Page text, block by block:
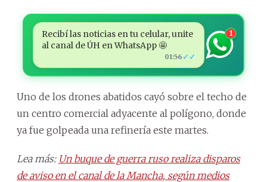
Recibí las noticias en tu celular, unite
al canal de ÚH en WhatsApp 🤩
01:56 ✓✓
1
Uno de los drones abatidos cayó sobre el techo de
un centro comercial adyacente al polígono, donde
ya fue golpeada una refinería este martes.
Lea más: Un buque de guerra ruso realiza disparos
de aviso en el canal de la Mancha, según medios